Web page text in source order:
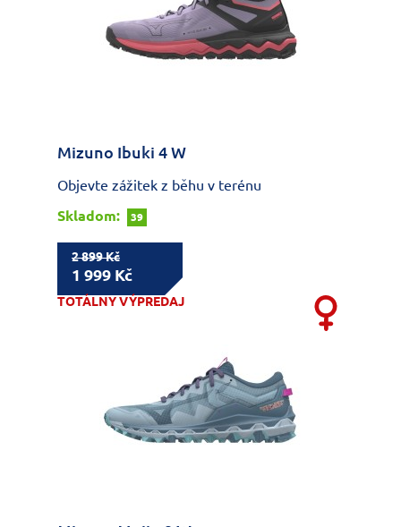
Mizuno Ibuki 4 W
Objevte zážitek z běhu v terénu
Skladom:
39
2 899 Kč
1 999 Kč
TOTÁLNY VÝPREDAJ